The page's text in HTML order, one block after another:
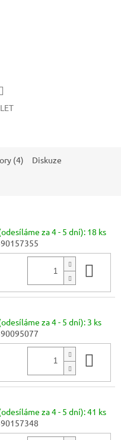
(4) Diskuze
za 4 - 5 dní): 18 ks
za 4 - 5 dní): 3 ks
za 4 - 5 dní):41 ks